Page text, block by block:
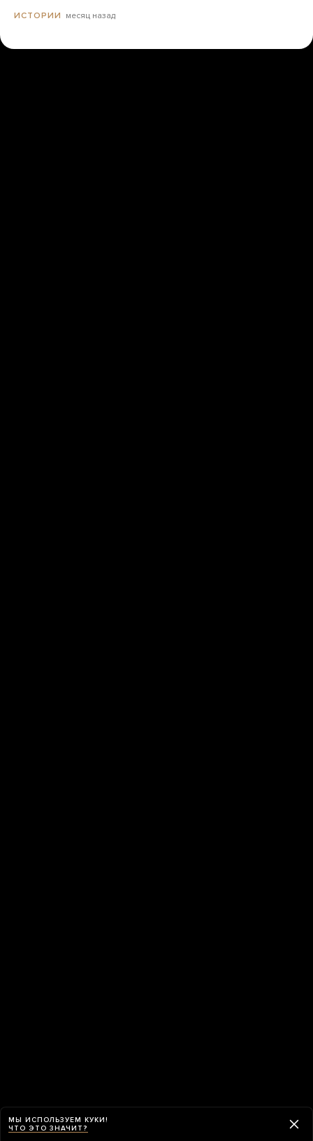
ИСТОРИИ месяц назад
МЫ ИСПОЛЬЗУЕМ КУКИ!
ЧТО ЭТО ЗНАЧИТ?